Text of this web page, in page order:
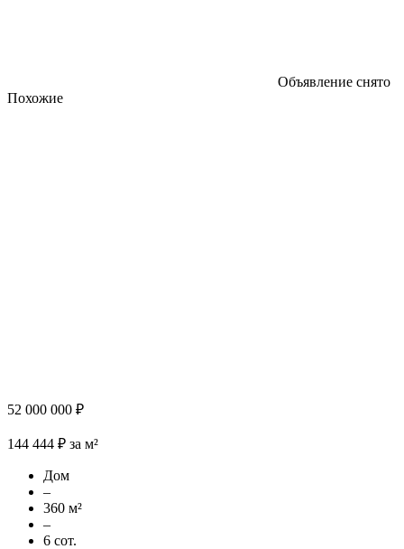
Объявление снято
Похожие
52 000 000 ₽
144 444 ₽ за м²
Дом
–
360 м²
–
6 сот.